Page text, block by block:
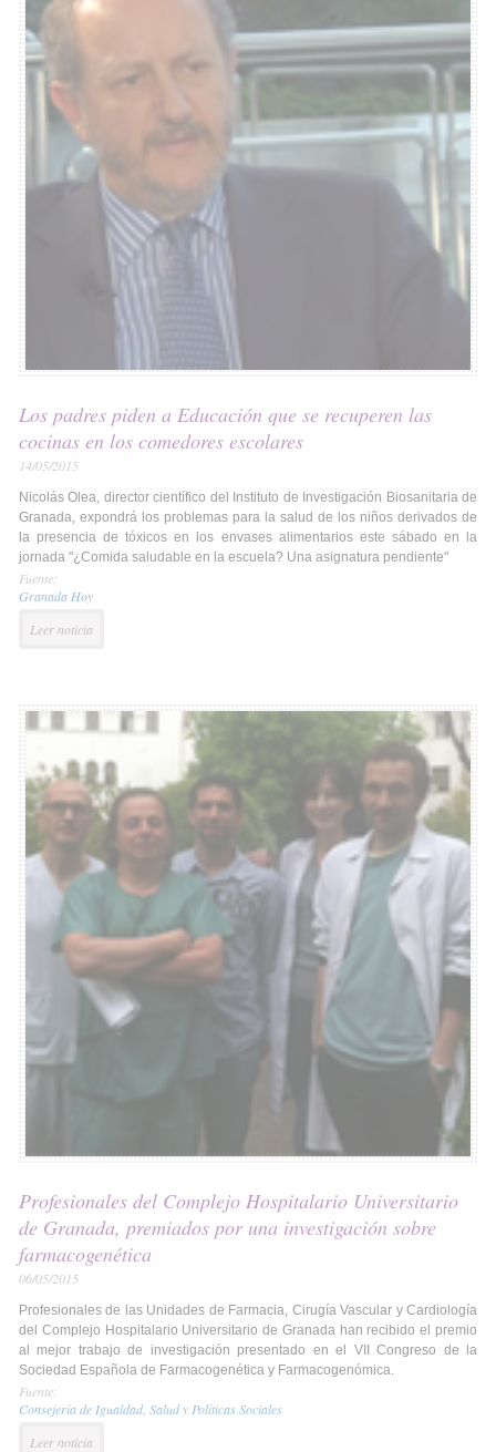
Los padres piden a Educación que se recuperen las
cocinas en los comedores escolares
14/05/2015
Nicolás Olea, director científico del Instituto de Investigación Biosanitaria de
Granada, expondrá los problemas para la salud de los niños derivados de
la presencia de tóxicos en los envases alimentarios este sábado en la
jornada "¿Comida saludable en la escuela? Una asignatura pendiente"
Fuente:
Granada Hoy
Leer noticia
Profesionales del Complejo Hospitalario Universitario
de Granada, premiados por una investigación sobre
farmacogenética
06/05/2015
Profesionales de las Unidades de Farmacia, Cirugía Vascular y Cardiología
del Complejo Hospitalario Universitario de Granada han recibido el premio
al mejor trabajo de investigación presentado en el VII Congreso de la
Sociedad Española de Farmacogenética y Farmacogenómica.
Fuente:
Consejería de Igualdad, Salud y Políticas Sociales
Leer noticia